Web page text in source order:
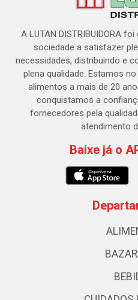
A LUTAN DISTRIBUIDORA
sociedade a satisfazer
necessidades, distribuindo e
plena qualidade. Estamos
alimentos a mais de 20
conquistamos a
fornecedores pela
atendimento
Baixe já o